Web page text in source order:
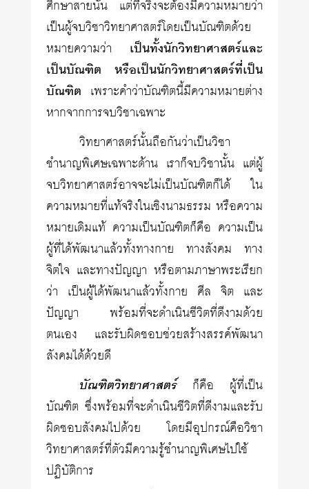
ศึกษาสายนั้น แต่ที่จริงจะต้องมีความหมายว่า
เป็นผู้จบวิชาวิทยา­ศาสตร์โดยเป็นบัณฑิตด้วย
หมายความว่า เป็นทั้งนักวิทยาศาสตร์และ
เป็นบัณฑิต หรือเป็นนักวิทยาศาสตร์ที่เป็น
บัณฑิต เพราะคำว่าบัณฑิตนี้มีความหมายต่าง
หากจากการจบวิชาเฉพาะ
วิทยาศาสตร์นั้นถือกันว่าเป็นวิชา
ชำนาญพิเศษเฉพาะด้าน เราก็จบวิชานั้น แต่ผู้
จบวิทยาศาสตร์อาจจะไม่เป็นบัณฑิตก็ได้ ใน
ความหมายที่แท้จริงในเชิงนามธรรม หรือความ
หมายเดิมแท้ ความเป็นบัณฑิตก็คือ ความเป็น
ผู้ที่ได้พัฒนาแล้วทั้งทางกาย ทางสังคม ทาง
จิตใจ และทางปัญญา หรือตามภาษาพระเรียก
ว่า เป็นผู้ได้พัฒนาแล้วทั้งกาย ศีล จิต และ
ปัญญา พร้อมที่จะดำเนินชีวิตที่ดีงามด้วย
ตนเอง และรับผิดชอบช่วยสร้างสรรค์พัฒนา
สังคมได้ด้วยดี
บัณฑิตวิทยาศาสตร์ก็คือ ผู้ที่เป็น
บัณฑิต ซึ่งพร้อมที่จะดำเนินชีวิตที่ดีงามและรับ
ผิดชอบสังคมไปด้วย โดยมีอุปกรณ์คือวิชา
วิทยาศาสตร์ที่ตัวมีความรู้ชำนาญพิเศษไปใช้
ปฏิบัติการ